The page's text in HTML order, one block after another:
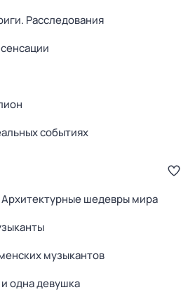
Расследования
событиях
шедевры мира
музыкантов
одна девушка